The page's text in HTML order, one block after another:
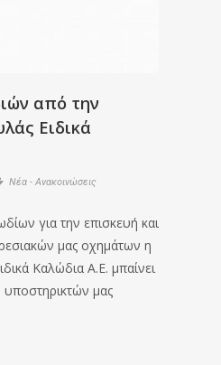
από την
Ειδικά
Νέα - Ανακοινώσεις
για την επισκευή και
μας οχημάτων η
Καλώδια Α.Ε. μπαίνει
υποστηρικτών μας